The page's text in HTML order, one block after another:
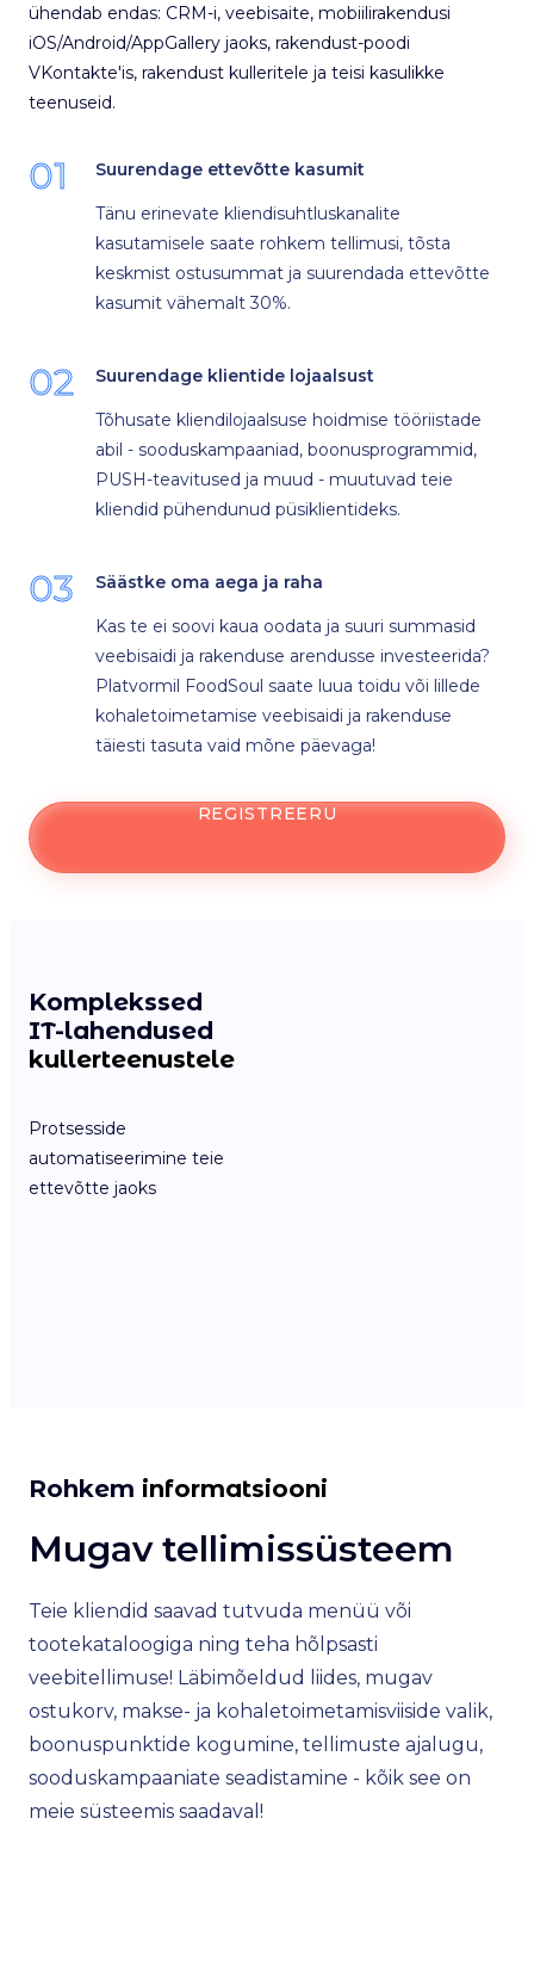
ühendab endas: CRM-i, veebisaite, mobiilirakendusi
iOS/Android/AppGallery jaoks, rakendust-poodi
VKontakte'is, rakendust kulleritele ja teisi kasulikke
teenuseid.
01 Suurendage ettevõtte kasumit
Tänu erinevate kliendisuhtluskanalite
kasutamisele saate rohkem tellimusi, tõsta
keskmist ostusummat ja suurendada ettevõtte
kasumit vähemalt 30%.
02 Suurendage klientide lojaalsust
Tõhusate kliendilojaalsuse hoidmise tööriistade
abil - sooduskampaaniad, boonusprogrammid,
PUSH-teavitused ja muud - muutuvad teie
kliendid pühendunud püsiklientideks.
03 Säästke oma aega ja raha
Kas te ei soovi kaua oodata ja suuri summasid
veebisaidi ja rakenduse arendusse investeerida?
Platvormil FoodSoul saate luua toidu või lillede
kohaletoimetamise veebisaidi ja rakenduse
täiesti tasuta vaid mõne päevaga!
REGISTREERU
Komplekssed
IT-lahendused
kullerteenustele
Protsesside
automatiseerimine teie
ettevõtte jaoks
Rohkem informatsiooni
Mugav tellimissüsteem
Teie kliendid saavad tutvuda menüü või
tootekataloogiga ning teha hõlpsasti
veebitellimuse! Läbimõeldud liides, mugav
ostukorv, makse- ja kohaletoimetamisviiside valik,
boonuspunktide kogumine, tellimuste ajalugu,
sooduskampaaniate seadistamine - kõik see on
meie süsteemis saadaval!